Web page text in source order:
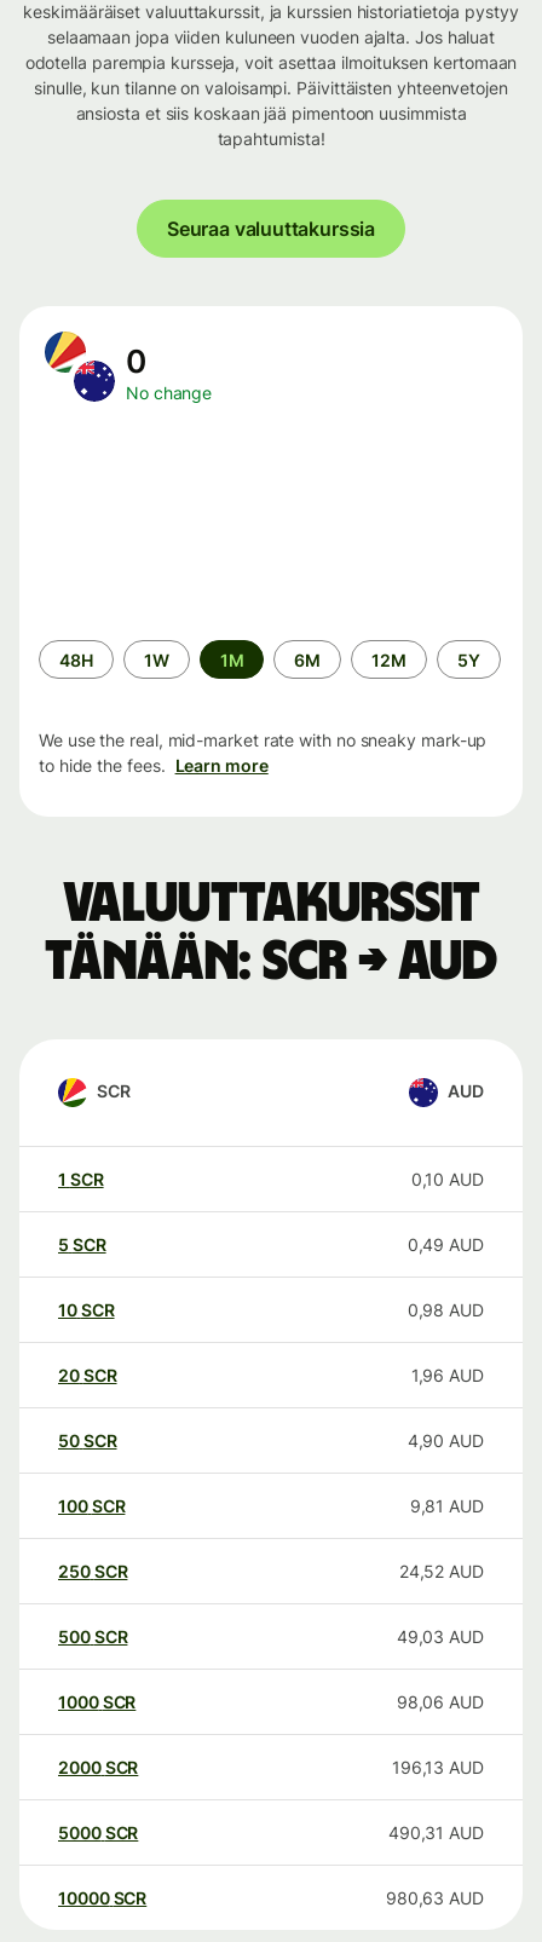
keskimääräiset valuuttakurssit, ja kurssien historiatietoja pystyy
selaamaan jopa viiden kuluneen vuoden ajalta. Jos haluat
odotella parempia kursseja, voit asettaa ilmoituksen kertomaan
sinulle, kun tilanne on valoisampi. Päivittäisten yhteenvetojen
ansiosta et siis koskaan jää pimentoon uusimmista
tapahtumista!
Seuraa valuuttakurssia
0
No change
Time
period
48H 1W 1M 6M 12M 5Y
We use the real, mid-market rate with no sneaky mark-up
to hide the fees. Learn more
Valuuttakurssit
tänään: SCR → AUD
SCR AUD
1 SCR 0,10 AUD
5 SCR 0,49 AUD
10SCR 0,98 AUD
20SCR 1,96 AUD
50SCR 4,90 AUD
100SCR 9,81 AUD
250SCR 24,52 AUD
500SCR 49,03 AUD
1000SCR 98,06 AUD
2000SCR 196,13 AUD
5000SCR 490,31 AUD
10000 SCR 980,63 AUD